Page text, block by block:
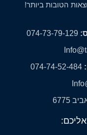
הטובות ביותר!